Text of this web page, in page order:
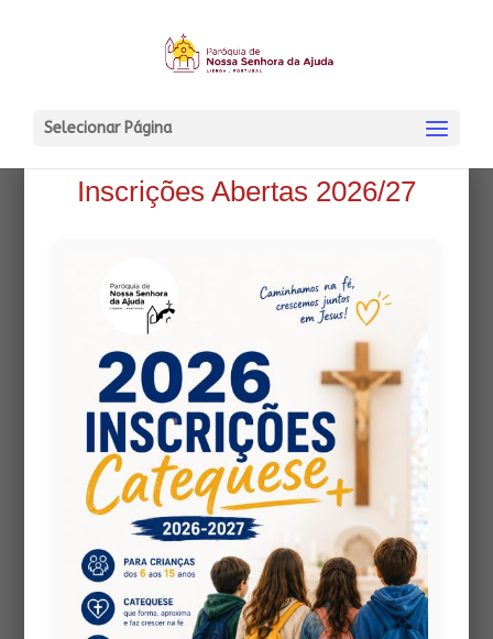
Selecionar Página
eterna
27 Julho, 2025
Inscrições Abertas 2026/27